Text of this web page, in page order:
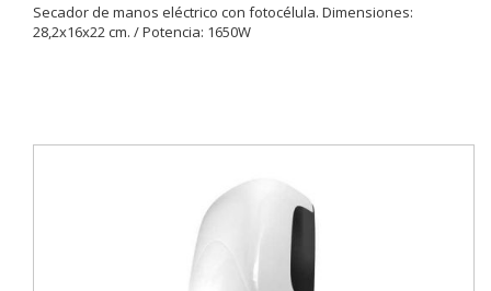
Secador de manos eléctrico con fotocélula. Dimensiones:
28,2x16x22 cm. / Potencia: 1650W